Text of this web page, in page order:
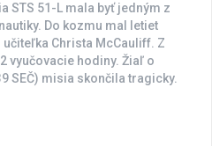
STS 51-L mala byť jedným z
Do kozmu mal letiet
Christa McCauliff. Z
vyučovacie hodiny. Žiaľ o
SEČ) misia skončila tragicky.